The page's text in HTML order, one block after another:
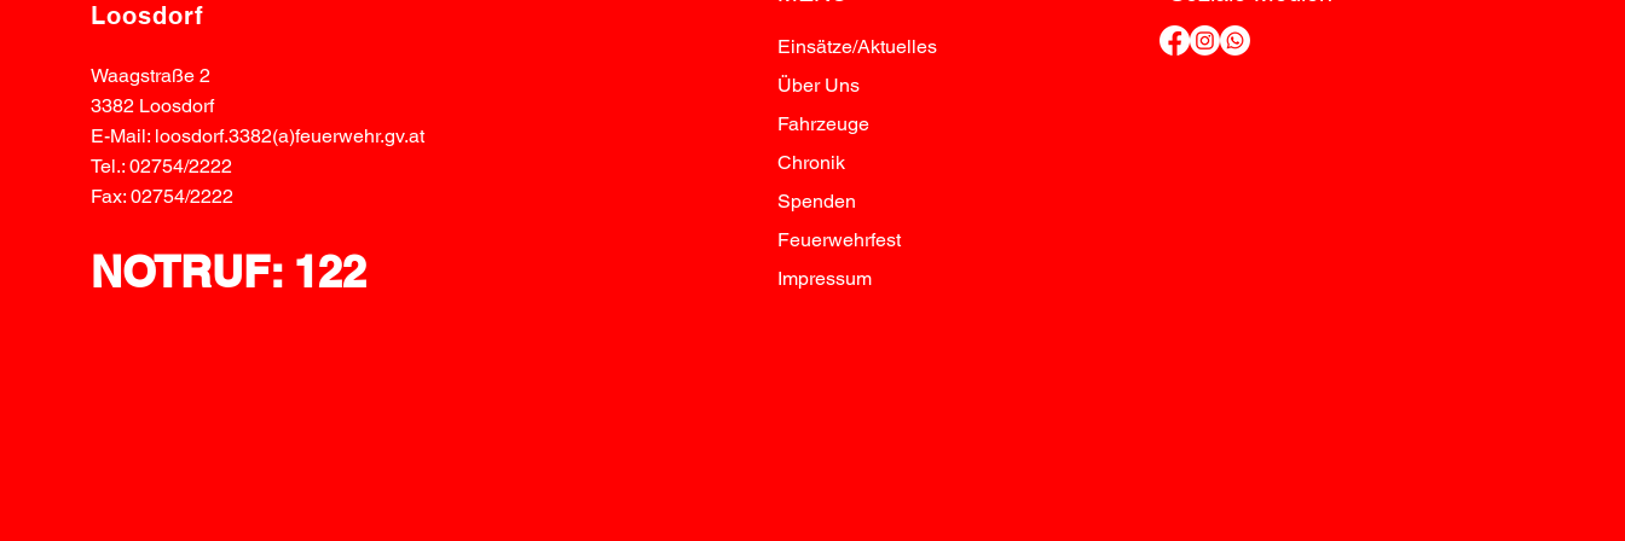
Loosdorf
Waagstraße 2
3382 Loosdorf
E-Mail: loosdorf.3382(a)feuerwehr.gv.at
Tel.: 02754/2222
Fax: 02754/2222
NOTRUF: 122
Einsätze/Aktuelles
Über Uns
Fahrzeuge
Chronik
Spenden
Feuerwehrfest
Impressum